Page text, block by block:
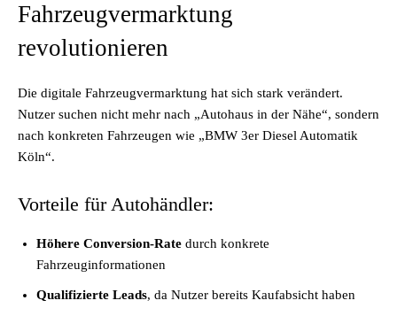
Fahrzeugvermarktung
revolutionieren
Die digitale Fahrzeugvermarktung hat sich stark verändert.
Nutzer suchen nicht mehr nach „Autohaus in der Nähe“, sondern
nach konkreten Fahrzeugen wie „BMW 3er Diesel Automatik
Köln“.
Vorteile für Autohändler:
Höhere Conversion-Rate durch konkrete
Fahrzeuginformationen
Qualifizierte Leads, da Nutzer bereits Kaufabsicht haben